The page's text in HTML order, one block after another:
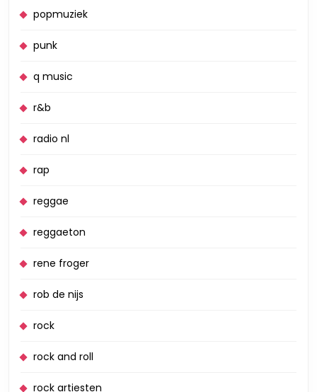
popmuziek
punk
q music
r&b
radio nl
rap
reggae
reggaeton
rene froger
rob de nijs
rock
rock and roll
rock artiesten